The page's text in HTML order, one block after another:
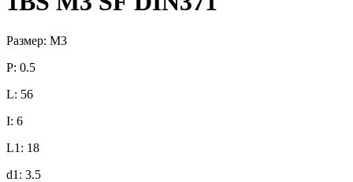
Размер: M3
P: 0.5
L: 56
I: 6
L1: 18
d1: 3.5